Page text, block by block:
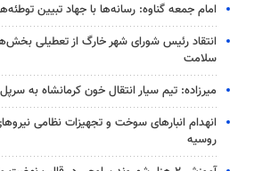
امام جمعه گناوه: رسانه‌ها با جهاد تبیین
انتقاد رئیس شورای شهر خارگ از تعطیلی
سلامت
میرزاده: تیم سیار انتقال خون کرمانشاه به
انهدام انبارهای سوخت و تجهیزات نظامی
روسیه